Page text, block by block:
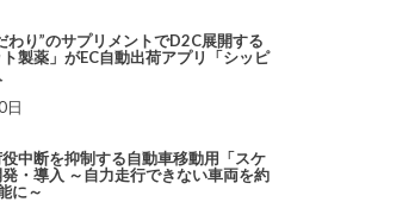
わり”のサプリメントでD2C展開する
ト製薬」がEC自動出荷アプリ「シッピ
日
中断を抑制する自動車移動用「スケ
・導入 ～自力走行できない車両を約
に～